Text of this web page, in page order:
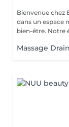
Bienvenue chez Beauty Palace
dans un espace
bien-être. Notre
Massage